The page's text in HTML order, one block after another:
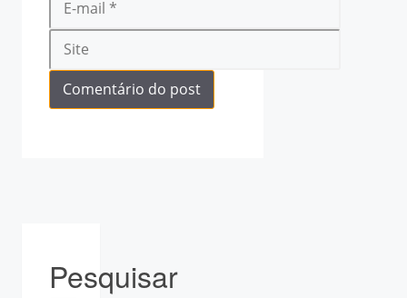
mail
Pesquisar